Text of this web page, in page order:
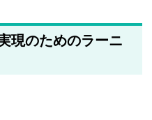
現のためのラーニ